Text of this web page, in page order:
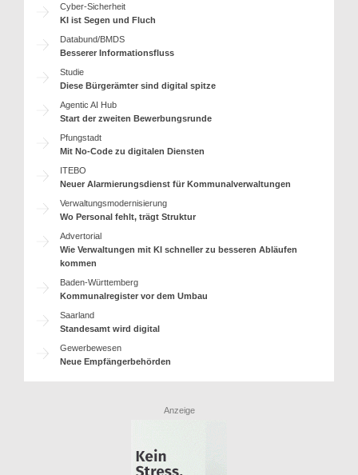
Cyber-Sicherheit
KI ist Segen und Fluch
Databund/BMDS
Besserer Informationsfluss
Studie
Diese Bürgerämter sind digital spitze
Agentic AI Hub
Start der zweiten Bewerbungsrunde
Pfungstadt
Mit No-Code zu digitalen Diensten
ITEBO
Neuer Alarmierungsdienst für Kommunalverwaltungen
Verwaltungsmodernisierung
Wo Personal fehlt, trägt Struktur
Advertorial
Wie Verwaltungen mit KI schneller zu besseren Abläufen
kommen
Baden-Württemberg
Kommunalregister vor dem Umbau
Saarland
Standesamt wird digital
Gewerbewesen
Neue Empfängerbehörden
Anzeige